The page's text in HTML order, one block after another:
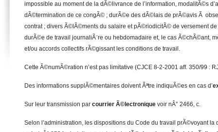
impossible au moment de la dÃ©livrance de l’information, modalitÃ©s
dÃ©termination de ce congÃ© ; durÃ©e des dÃ©lais de prÃ©avis Ã
contrat ; divers Ã©lÃ©ments du salaire et pÃ©riodicitÃ© de versement
durÃ©e de travail journaliÃ¨re ou hebdomadaire et, le cas Ã©chÃ©ant,
et/ou accords collectifs rÃ©gissant les conditions de travail.
Cette Ã©numÃ©ration n’est pas limitative (CJCE 8-2-2001 aff. 350/99 :
Des informations supplÃ©mentaires doivent Ãªtre indiquÃ©es en cas d’
Sur leur transmission par courrier Ã©lectronique voir nÂ° 2466, c.
Selon l’administration, les dispositions du Code du travail prÃ©voyant la